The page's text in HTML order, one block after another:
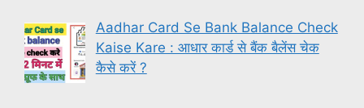
Aadhar Card Se Bank Balance Check
Kaise Kare : आधार कार्ड से बैंक बैलेंस चेक
कैसे करें ?